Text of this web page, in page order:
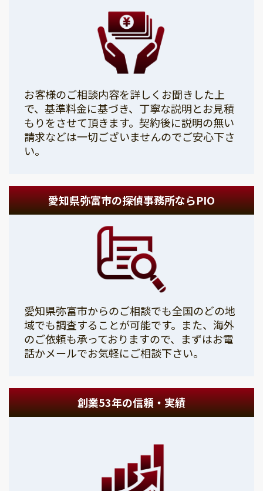
お客様のご相談内容を詳しくお聞きした上
で、基準料金に基づき、丁寧な説明とお見積
もりをさせて頂きます。契約後に説明の無い
請求などは一切ございませんのでご安心下さ
い。
愛知県弥富市の探偵事務所ならPIO
愛知県弥富市からのご相談でも全国のどの地
域でも調査することが可能です。また、海外
のご依頼も承っておりますので、まずはお電
話かメールでお気軽にご相談下さい。
創業53年の信頼・実績